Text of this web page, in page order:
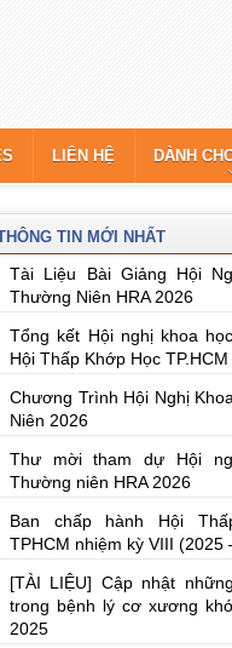
LIÊN HỆ DÀNH
TIN MỚI NHẤT
Tài Liệu Bài Giảng Hội
Thường Niên HRA 2026
Tổng kết Hội nghị khoa
Hội Thấp Khớp Học
Chương Trình Hội Nghị
Niên 2026
Thư mời tham dự Hội
Thường niên HRA 2026
Ban chấp hành Hội
TPHCM nhiệm kỳ VIII (2025
[TÀI LIỆU] Cập nhật
trong bệnh lý cơ xương
2025